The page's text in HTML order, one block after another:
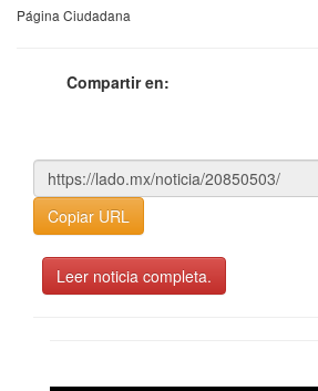
Página Ciudadana
Compartir en:
Copiar URL
Leer noticia completa.